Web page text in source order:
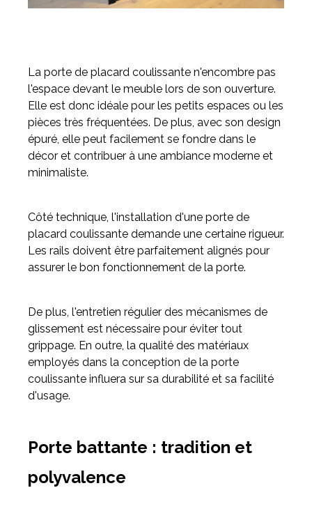
La porte de placard coulissante n'encombre pas
l'espace devant le meuble lors de son ouverture.
Elle est donc idéale pour les petits espaces ou les
pièces très fréquentées. De plus, avec son design
épuré, elle peut facilement se fondre dans le
décor et contribuer à une ambiance moderne et
minimaliste.
Côté technique, l'installation d'une porte de
placard coulissante demande une certaine rigueur.
Les rails doivent être parfaitement alignés pour
assurer le bon fonctionnement de la porte.
De plus, l'entretien régulier des mécanismes de
glissement est nécessaire pour éviter tout
grippage. En outre, la qualité des matériaux
employés dans la conception de la porte
coulissante influera sur sa durabilité et sa facilité
d'usage.
Porte battante : tradition et
polyvalence